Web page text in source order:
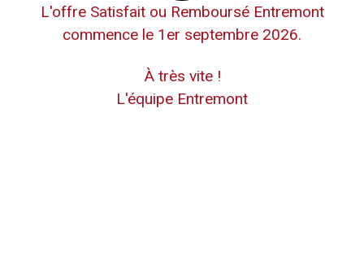
L'offre Satisfait ou Remboursé Entremont
commence le 1er septembre 2026.
À très vite !
L'équipe Entremont